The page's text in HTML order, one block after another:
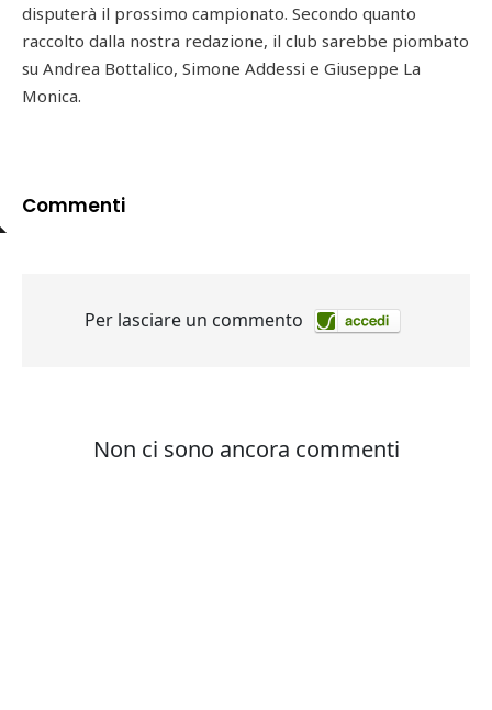
disputerà il prossimo campionato. Secondo quanto
raccolto dalla nostra redazione, il club sarebbe piombato
su Andrea Bottalico, Simone Addessi e Giuseppe La
Monica.
Commenti